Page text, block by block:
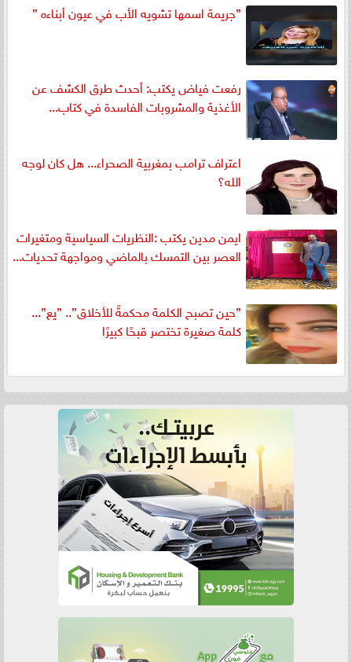
”جريمة اسمها تشويه الأب في عيون أبناءه ”
رفعت فياض يكتب: أحدث طرق الكشف عن
الأغذية والمشروبات الفاسدة في كتاب...
اعتراف ترامب بمغربية الصحراء... هل كان لوجه
الله؟
ايمن مدين يكتب :النظريات السياسية ومتغيرات
العصر بين التمسك بالماضي ومواجهة تحديات...
”حين تصبح الكلمة محكمةً للأخلاق”.. ”يع”...
كلمة صغيرة تختصر قبحًا كبيرًا